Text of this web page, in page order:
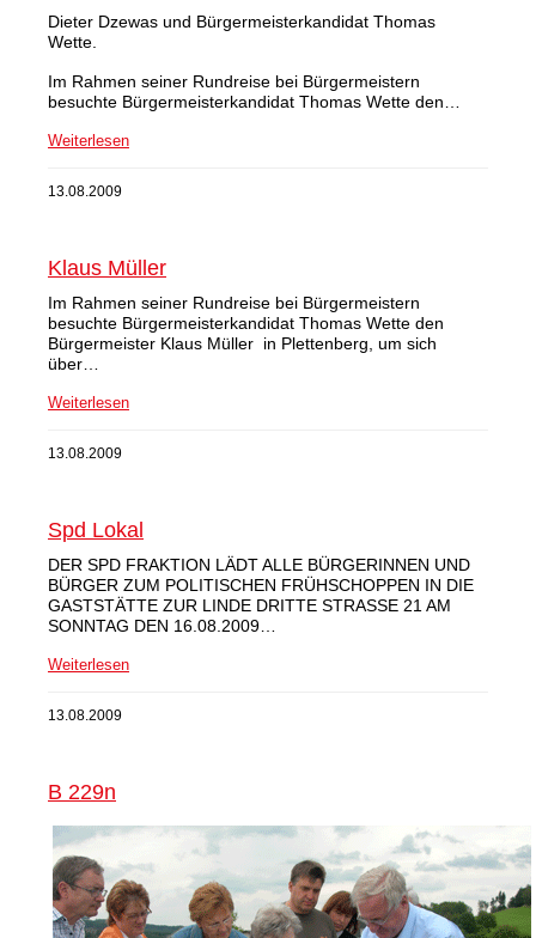
Dieter Dzewas und Bürgermeisterkandidat Thomas
Wette.
Im Rahmen seiner Rundreise bei Bürgermeistern
besuchte Bürgermeisterkandidat Thomas Wette den…
Weiterlesen
13.08.2009
Klaus Müller
Im Rahmen seiner Rundreise bei Bürgermeistern
besuchte Bürgermeisterkandidat Thomas Wette den
Bürgermeister Klaus Müller in Plettenberg, um sich
über…
Weiterlesen
13.08.2009
Spd Lokal
DER SPD FRAKTION LÄDT ALLE BÜRGERINNEN UND
BÜRGER ZUM POLITISCHEN FRÜHSCHOPPEN IN DIE
GASTSTÄTTE ZUR LINDE DRITTE STRASSE 21 AM
SONNTAG DEN 16.08.2009…
Weiterlesen
13.08.2009
B 229n